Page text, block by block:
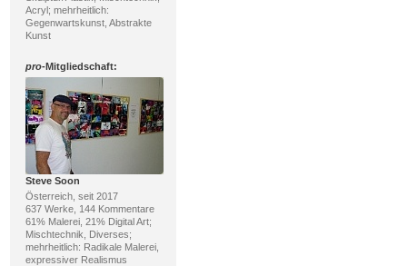
Acryl; mehrheitlich:
Gegenwartskunst, Abstrakte
Kunst
pro-Mitgliedschaft:
Steve Soon
Österreich, seit 2017
637 Werke, 144 Kommentare
61% Malerei, 21% Digital Art;
Mischtechnik, Diverses;
mehrheitlich: Radikale Malerei,
expressiver Realismus